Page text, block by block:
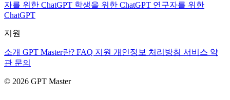
자를 위한 ChatGPT 학생을 위한 ChatGPT 연구자를 위한
ChatGPT
지원
소개 GPT Master란? FAQ 지원 개인정보 처리방침 서비스 약
관 문의
© 2026 GPT Master